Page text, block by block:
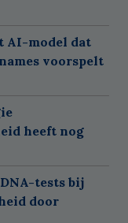
AI-model dat
voorspelt
heeft nog
tests bij
door